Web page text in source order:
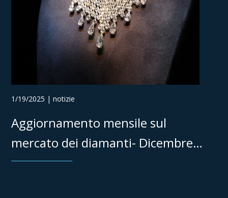
1/19/2025 | notizie
Aggiornamento mensile sul
mercato dei diamanti- Dicembre
2024